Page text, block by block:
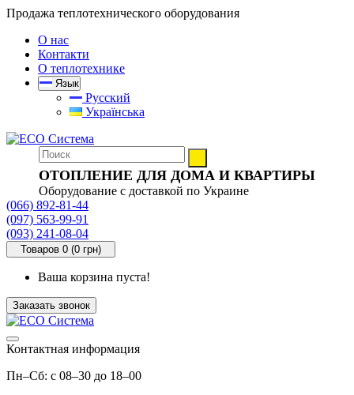
Продажа теплотехнического оборудования
О нас
Контакти
О теплотехнике
Язык
Русский
Українська
ОТОПЛЕНИЕ ДЛЯ ДОМА И КВАРТИРЫ
Оборудование с доставкой по Украине
(066) 892-81-44
(097) 563-99-91
(093) 241-08-04
Товаров 0 (0 грн)
Ваша корзина пуста!
Заказать звонок
Контактная информация
Пн–Сб: с 08–30 до 18–00